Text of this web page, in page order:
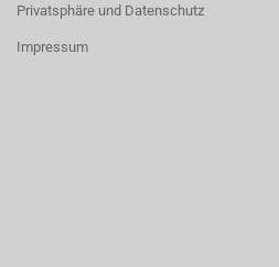
Privatsphäre und Datenschutz
Impressum